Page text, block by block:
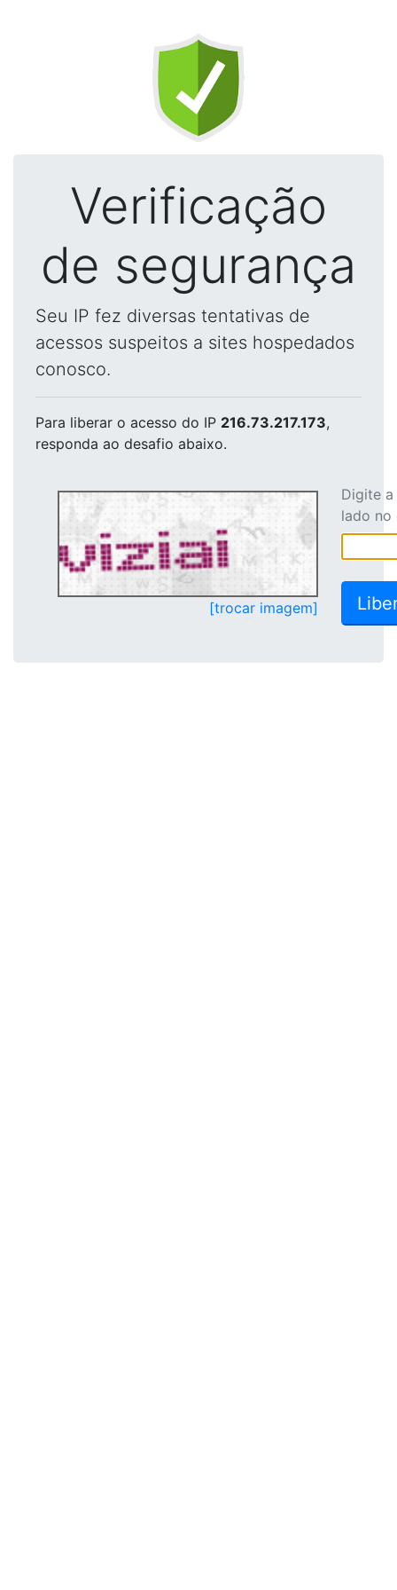
Verificação
de segurança
Seu IP fez diversas tentativas de
acessos suspeitos a sites hospedados
conosco.
Para liberar o acesso do IP 216.73.217.173,
responda ao desafio abaixo.
[trocar imagem]
Digite
lado no